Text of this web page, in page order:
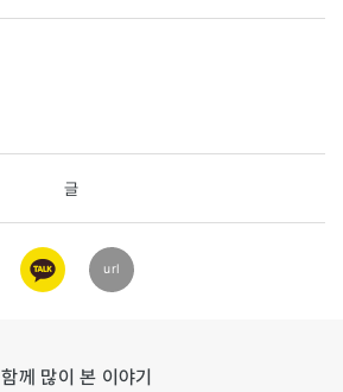
글
카카오
링크
url
함께 많이 본 이야기